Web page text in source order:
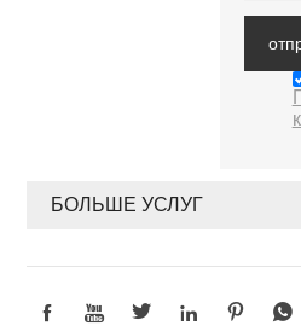
БОЛЬШЕ УСЛУГ
     